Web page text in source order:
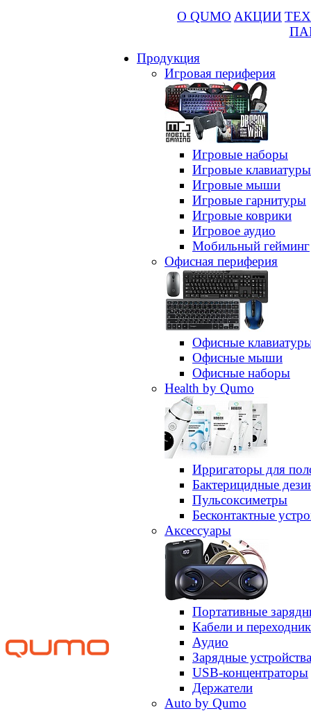
О QUMO АКЦИИ
Продукция
Игровая периферия
Игровые наборы
Игровые клавиатуры
Игровые мыши
Игровые гарнитуры
Игровые коврики
Игровое аудио
Мобильный гейминг
Офисная периферия
Офисные
Офисные мыши
Офисные наборы
Health by Qumo
Ирригаторы для
Бактерицидные
Пульсоксиметры
Бесконтактные
Аксессуары
Портативные
Кабели и
Аудио
Зарядные устройства
USB-концентраторы
Держатели
Auto by Qumo